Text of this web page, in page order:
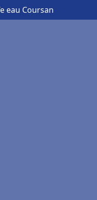
eau Coursan